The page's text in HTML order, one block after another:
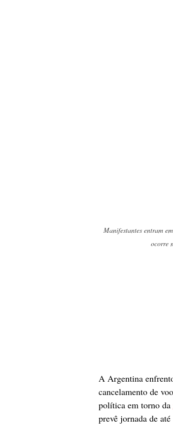
Manifestantes entram
ocorre
A Argentina
cancelamento de
política em torno da
prevê jornada de